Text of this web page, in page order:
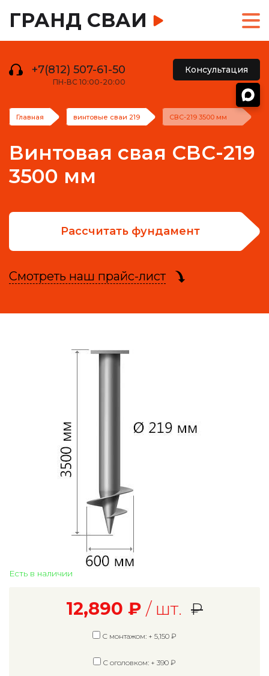
ГРАНД СВАИ
+7(812) 507-61-50
ПН-ВС 10:00-20:00
Консультация
Главная винтовые сваи 219 СВС-219 3500 мм
Винтовая свая СВС-219
3500 мм
Рассчитать фундамент
Смотреть наш прайс-лист
Есть в наличии
12,890 ₽ / шт. ₽
С монтажом: + 5,150 ₽
С оголовком: + 390 ₽